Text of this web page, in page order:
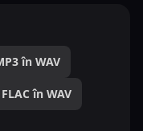
în WAV
FLAC în WAV